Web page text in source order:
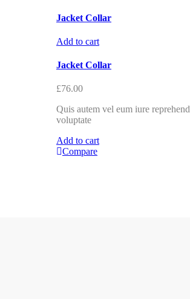
Jacket Collar
Add to cart
Jacket Collar
£76.00
Quis autem vel eum iure
voluptate
Add to cart
Compare